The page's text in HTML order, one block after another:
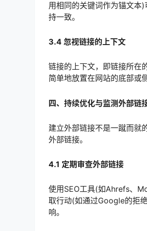
用相同的关键词作为锚文本
持一致。
3.4 忽视链接的上下文
链接的上下文，即链接所在
简单地放置在网站的底部或
四、持续优化与监测外部链
建立外部链接不是一蹴而就
外部链接。
4.1 定期审查外部链接
使用SEO工具(如Ahrefs、
取行动(如通过Google的拒
响。